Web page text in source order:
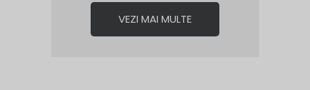
VEZI MAI MULTE